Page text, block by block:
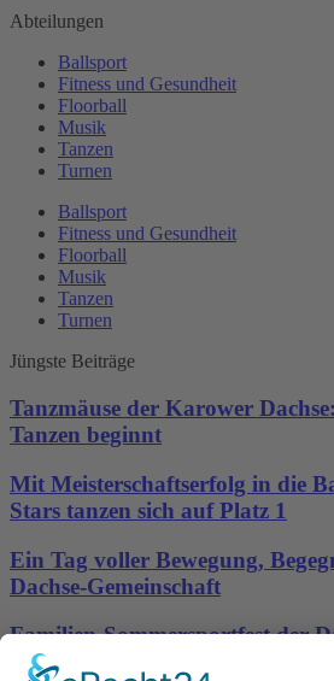
Abteilungen
Ballsport
Fitness und Gesundheit
Floorball
Musik
Tanzen
Turnen
Ballsport
Fitness und Gesundheit
Floorball
Musik
Tanzen
Turnen
Jüngste Beiträge
Tanzmäuse der Karower
Tanzen beginnt
Mit Meisterschaftserfolg in die
Stars tanzen sich auf Platz 1
Ein Tag voller Bewegung,
Dachse-Gemeinschaft
Familien-Sommersportfest der
voller Bewegung, Spaß und